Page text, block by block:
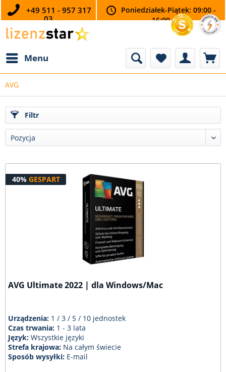
+49 511 - 957 317
03
Poniedziałek-Piątek: 09:00 -
16:00
Menu
AVG
Filtr
40% GESPART
AVG Ultimate 2022 | dla Windows/Mac
Urządzenia: 1 / 3 / 5 / 10 jednostek
Czas trwania: 1 - 3 lata
Język:Wszystkie języki
Strefa krajowa: Na całym świecie
Sposób wysyłki: E-mail